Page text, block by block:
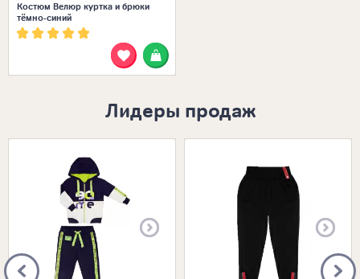
Костюм Велюр куртка и брюки
тёмно-синий
Лидеры продаж
Размеры в наличии: